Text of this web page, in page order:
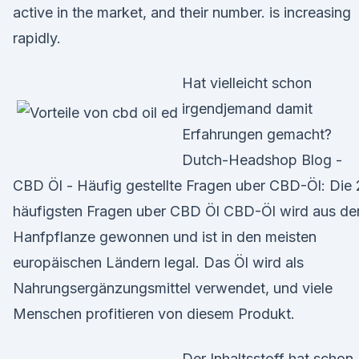
active in the market, and their number. is increasing
rapidly.
Hat vielleicht schon
irgendjemand damit
Erfahrungen gemacht?
Dutch-Headshop Blog -
CBD Öl - Häufig gestellte Fragen uber CBD-Öl: Die
häufigsten Fragen uber CBD Öl CBD-Öl wird aus
Hanfpflanze gewonnen und ist in den meisten
europäischen Ländern legal. Das Öl wird als
Nahrungsergänzungsmittel verwendet, und viele
Menschen profitieren von diesem Produkt.